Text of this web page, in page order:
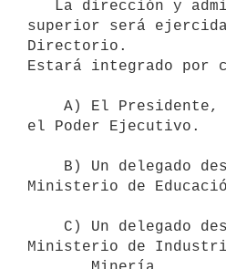
superior será
Directorio.
Estará integrado por
el Poder Ejecutivo.
Ministerio de
Ministerio de